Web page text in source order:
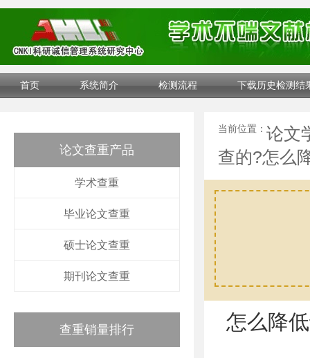
首页 系统简介 检测流程 下载历史检测结
论文查重产品
学术查重
毕业论文查重
硕士论文查重
期刊论文查重
查重销量排行
当前位置： 论文
查的?怎么
怎么降